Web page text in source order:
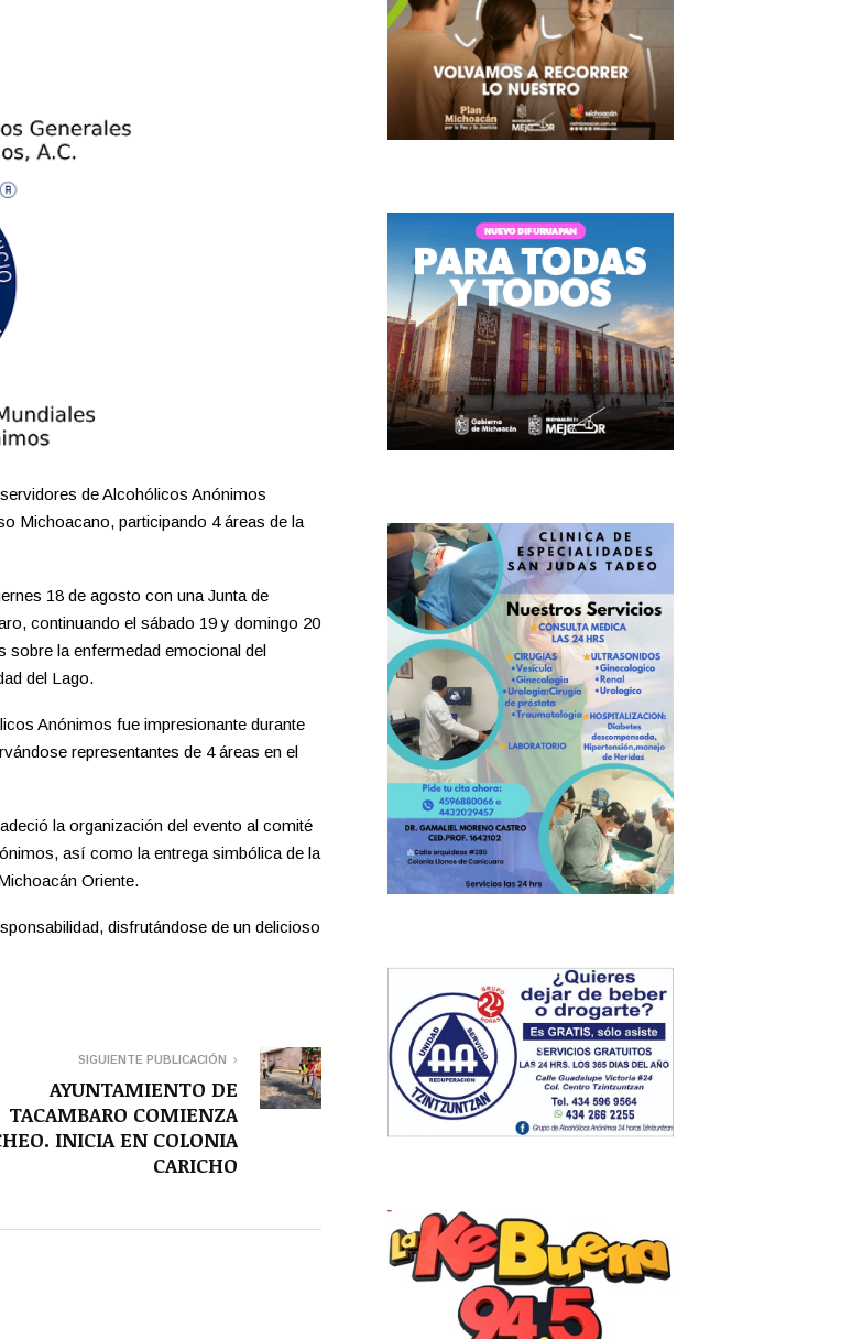
de Alcohólicos Anónimos
Michoacano, participando 4 áreas de la
18 de agosto con una Junta de
continuando el sábado 19 y domingo 20
sobre la enfermedad emocional del
del Lago.
Anónimos fue impresionante durante
representantes de 4 áreas en el
la organización del evento al comité
así como la entrega simbólica de la
Oriente.
disfrutándose de un delicioso
SIGUIENTE PUBLICACIÓN
AYUNTAMIENTO DE
TACAMBARO COMIENZA
INICIA EN COLONIA
CARICHO